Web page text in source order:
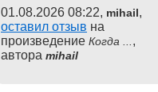
01.08.2026 08:22, mihail,
оставил отзыв на
произведение Когда ... ,
автора mihail